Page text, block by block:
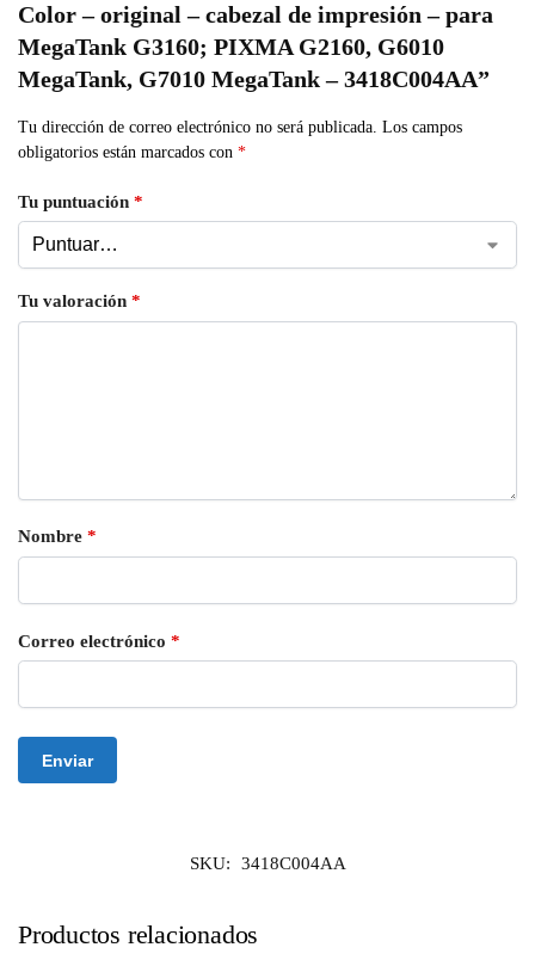
Color – original – cabezal de impresión – para
MegaTank G3160; PIXMA G2160, G6010
MegaTank, G7010 MegaTank – 3418C004AA”
Tu dirección de correo electrónico no será publicada. Los campos
obligatorios están marcados con *
Tu puntuación *
Tu valoración *
Nombre *
Correo electrónico *
SKU: 3418C004AA
Productos relacionados